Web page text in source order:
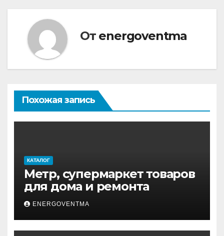
От energoventma
Похожая запись
КАТАЛОГ
Метр, супермаркет товаров
для дома и ремонта
ENERGOVENTMA